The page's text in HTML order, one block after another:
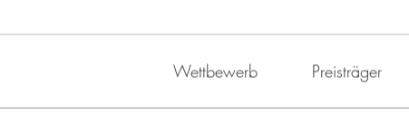
Wettbewerb Preisträger